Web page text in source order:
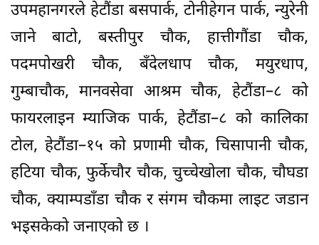
उपमहानगरले हेटौंडा बसपार्क, टोनीहेगन पार्क, न्युरेनी
जाने बाटो, बस्तीपुर चौक, हात्तीगौंडा चौक,
पदमपोखरी चौक, बँदेलधाप चौक, मयुरधाप,
गुम्बाचौक, मानवसेवा आश्रम चौक, हेटौंडा–८ को
फायरलाइन म्याजिक पार्क, हेटौंडा–८ को कालिका
टोल, हेटौंडा–१५ को प्रणामी चौक, चिसापानी चौक,
हटिया चौक, फुर्केचौर चौक, चुच्चेखोला चौक, चौघडा
चौक, क्याम्पडाँडा चौक र संगम चौकमा लाइट जडान
भइसकेको जनाएको छ ।